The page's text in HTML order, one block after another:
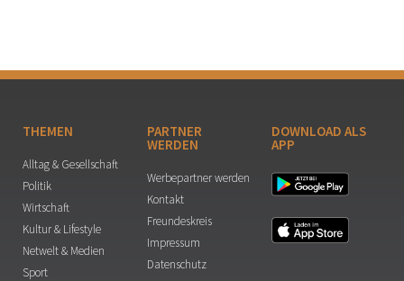
THEMEN
Alltag & Gesellschaft
Politik
Wirtschaft
Kultur & Lifestyle
Netwelt & Medien
Sport
PARTNER
WERDEN
Werbepartner werden
Kontakt
Freundeskreis
Impressum
Datenschutz
DOWNLOAD ALS
APP